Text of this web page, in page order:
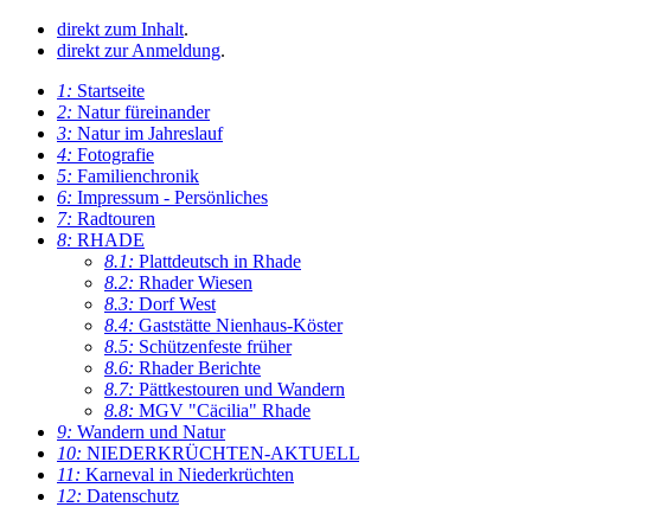
direkt zum Inhalt.
direkt zur Anmeldung.
1: Startseite
2: Natur füreinander
3: Natur im Jahreslauf
4: Fotografie
5: Familienchronik
6: Impressum - Persönliches
7: Radtouren
8: RHADE
8.1: Plattdeutsch in Rhade
8.2: Rhader Wiesen
8.3: Dorf West
8.4: Gaststätte Nienhaus-Köster
8.5: Schützenfeste früher
8.6: Rhader Berichte
8.7: Pättkestouren und Wandern
8.8: MGV "Cäcilia" Rhade
9: Wandern und Natur
10: NIEDERKRÜCHTEN-AKTUELL
11: Karneval in Niederkrüchten
12: Datenschutz